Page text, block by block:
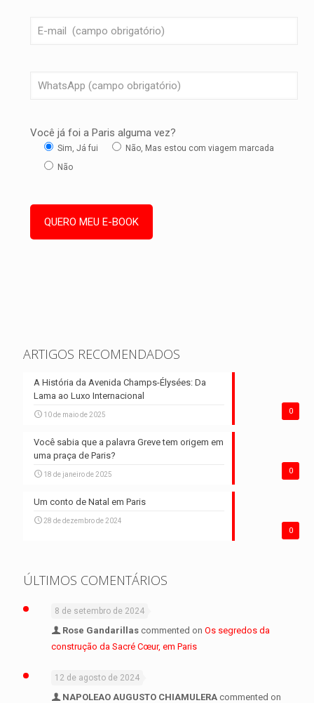
Você já foi a Paris alguma vez?
Sim, Já fui
Não, Mas estou com viagem marcada
Não
ARTIGOS RECOMENDADOS
0
A História da Avenida Champs-Élysées: Da
Lama ao Luxo Internacional
10 de maio de 2025
0
Você sabia que a palavra Greve tem origem em
uma praça de Paris?
18 de janeiro de 2025
0
Um conto de Natal em Paris
28 de dezembro de 2024
ÚLTIMOS COMENTÁRIOS
8 de setembro de 2024
Rose Gandarillas commented on Os segredos da
construção da Sacré Cœur, em Paris
12 de agosto de 2024
NAPOLEAO AUGUSTO CHIAMULERA commented on